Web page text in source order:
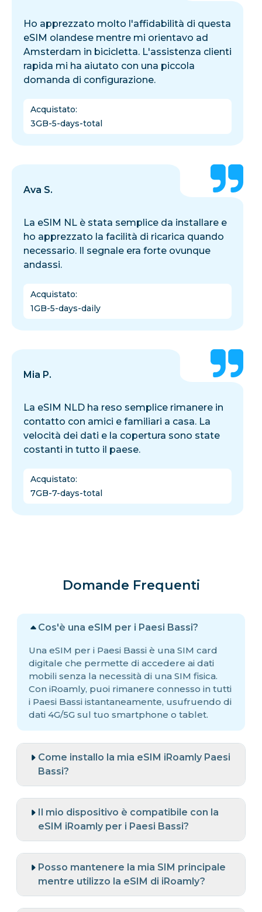
Ho apprezzato molto l'affidabilità di questa
eSIM olandese mentre mi orientavo ad
Amsterdam in bicicletta. L'assistenza clienti
rapida mi ha aiutato con una piccola
domanda di configurazione.
Acquistato:
3GB-5-days-total
Ava S.
La eSIM NL è stata semplice da installare e
ho apprezzato la facilità di ricarica quando
necessario. Il segnale era forte ovunque
andassi.
Acquistato:
1GB-5-days-daily
Mia P.
La eSIM NLD ha reso semplice rimanere in
contatto con amici e familiari a casa. La
velocità dei dati e la copertura sono state
costanti in tutto il paese.
Acquistato:
7GB-7-days-total
Domande Frequenti
Cos'è una eSIM per i Paesi Bassi?
Una eSIM per i Paesi Bassi è una SIM card
digitale che permette di accedere ai dati
mobili senza la necessità di una SIM fisica.
Con iRoamly, puoi rimanere connesso in tutti
i Paesi Bassi istantaneamente, usufruendo di
dati 4G/5G sul tuo smartphone o tablet.
Come installo la mia eSIM iRoamly Paesi
Bassi?
Il mio dispositivo è compatibile con la
eSIM iRoamly per i Paesi Bassi?
Posso mantenere la mia SIM principale
mentre utilizzo la eSIM di iRoamly?